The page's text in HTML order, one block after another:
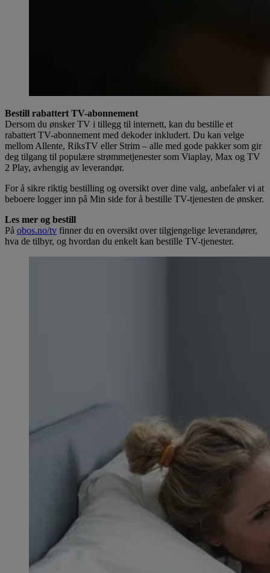
Bestill rabattert TV-abonnement
Dersom du ønsker TV i tillegg til internett, kan du bestille et
rabattert TV-abonnement med dekoder inkludert. Du kan velge
mellom Allente, RiksTV eller Strim – alle med gode pakker som gir
deg tilgang til populære strømmetjenester som Viaplay, Max og TV
2 Play, avhengig av leverandør.
For å sikre riktig bestilling og oversikt over dine valg, anbefaler vi at
beboere logger inn på Min side for å bestille TV-tjenesten de ønsker.
Les mer og bestill
På obos.no/tv finner du en oversikt over tilgjengelige leverandører,
hva de tilbyr, og hvordan du enkelt kan bestille TV-tjenester.